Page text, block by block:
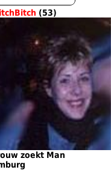
(53)
zoekt Man